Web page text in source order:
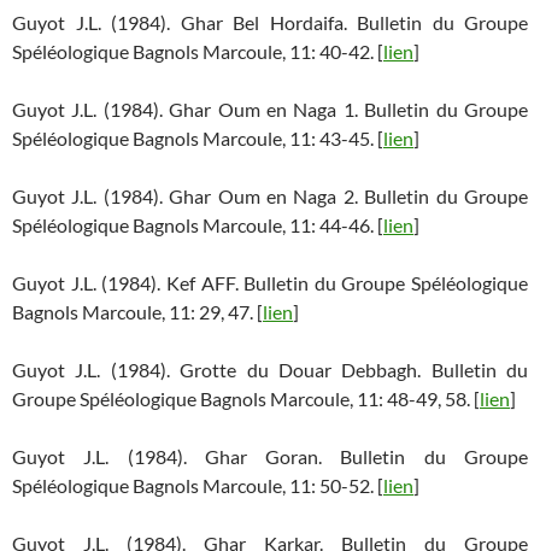
Guyot J.L. (1984). Ghar Bel Hordaifa. Bulletin du Groupe
Spéléologique Bagnols Marcoule, 11: 40-42. [lien]
Guyot J.L. (1984). Ghar Oum en Naga 1. Bulletin du Groupe
Spéléologique Bagnols Marcoule, 11: 43-45. [lien]
Guyot J.L. (1984). Ghar Oum en Naga 2. Bulletin du Groupe
Spéléologique Bagnols Marcoule, 11: 44-46. [lien]
Guyot J.L. (1984). Kef AFF. Bulletin du Groupe Spéléologique
Bagnols Marcoule, 11: 29, 47. [lien]
Guyot J.L. (1984). Grotte du Douar Debbagh. Bulletin du
Groupe Spéléologique Bagnols Marcoule, 11: 48-49, 58. [lien]
Guyot J.L. (1984). Ghar Goran. Bulletin du Groupe
Spéléologique Bagnols Marcoule, 11: 50-52. [lien]
Guyot J.L. (1984). Ghar Karkar. Bulletin du Groupe